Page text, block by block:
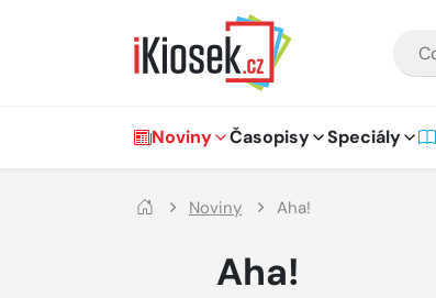
Hlavní navigace
Noviny Časopisy Speciály
Noviny Aha!
Aha!